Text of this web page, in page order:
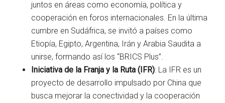
juntos en áreas como economía, política y
cooperación en foros internacionales. En la última
cumbre en Sudáfrica, se invitó a países como
Etiopía, Egipto, Argentina, Irán y Arabia Saudita a
unirse, formando así los “BRICS Plus”.
Iniciativa de la Franja y la Ruta (IFR): La IFR es un
proyecto de desarrollo impulsado por China que
busca mejorar la conectividad y la cooperación